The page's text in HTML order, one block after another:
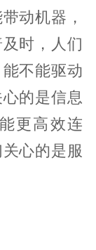
动机器，
时，人们
不能驱动
的是信息
更高效连
心的是服